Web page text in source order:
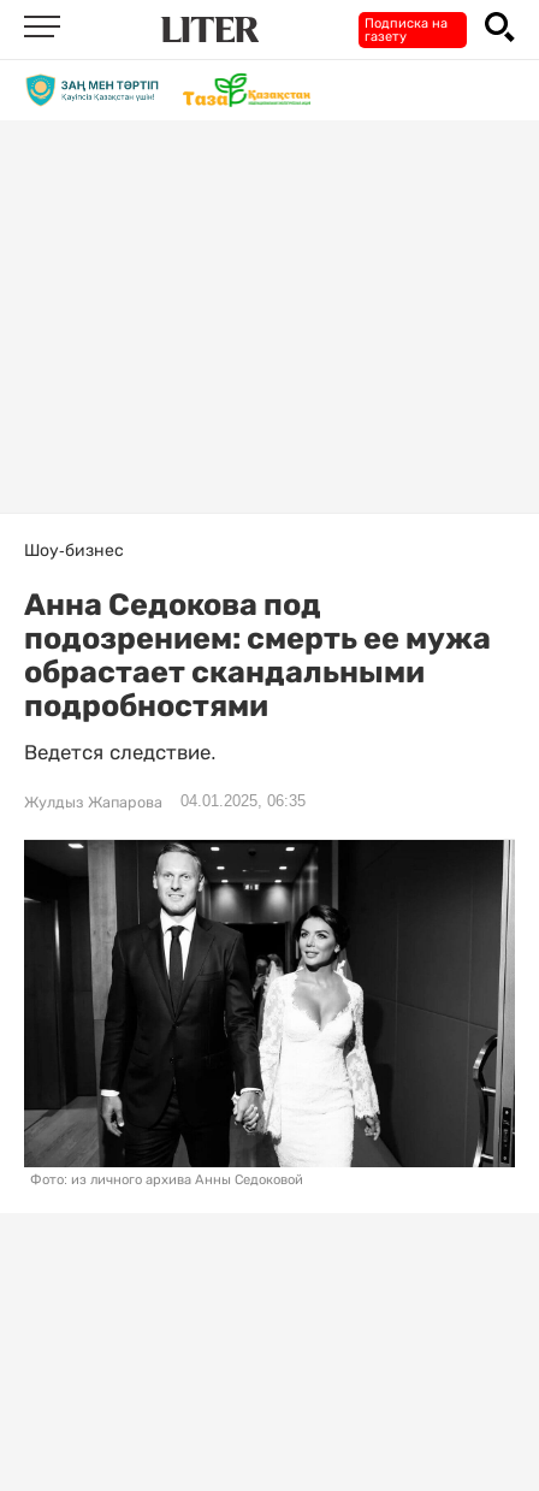
Подписка на
газету
Шоу-бизнес
Анна Седокова под
подозрением: смерть ее мужа
обрастает скандальными
подробностями
Ведется следствие.
Жулдыз Жапарова 04.01.2025, 06:35
Фото: из личного архива Анны Седоковой